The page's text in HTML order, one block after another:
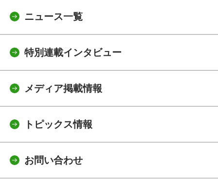
ニュース一覧
特別連載インタビュー
メディア掲載情報
トピックス情報
お問い合わせ